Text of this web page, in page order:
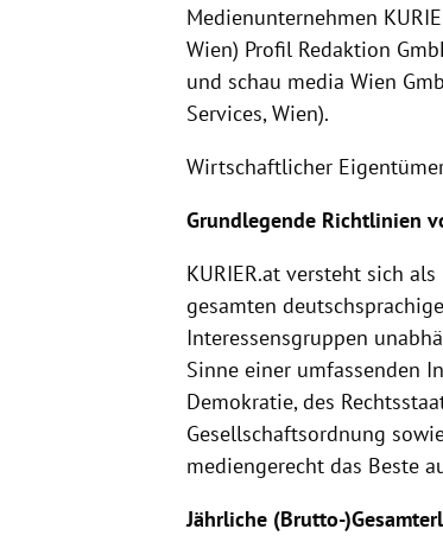
Medienunternehmen
Wien) Profil Redaktion
und schau media Wien
Services, Wien).
Wirtschaftlicher
Grundlegende Richtlinien
KURIER.at versteht sich
gesamten
Interessensgruppen
Sinne einer umfassenden
Demokratie, des
Gesellschaftsordnung
mediengerecht das Beste
Jährliche (Brutto-